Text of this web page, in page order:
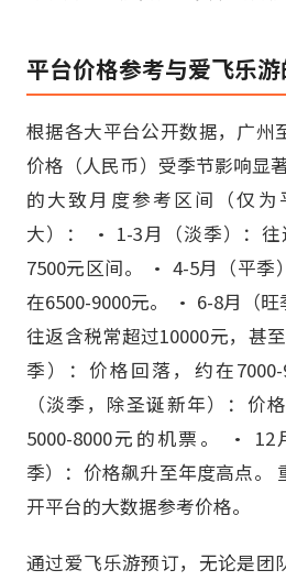
平台价格参考与爱飞乐
根据各大平台公开数据，广州
价格（人民币）受季节影响显
的大致月度参考区间（仅
大）： • 1-3月（淡季）：往
7500元区间。 • 4-5月（平季
在6500-9000元。 • 6-8月（旺
往返含税常超过10000元，甚
季）：价格回落，约在
（淡季，除圣诞新年）：价
5000-8000元的机票。 •
季）：价格飙升至年度高点。
开平台的大数据参考价格。
通过爱飞乐游预订，无论是团